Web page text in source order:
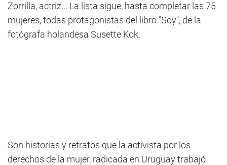
Zorrilla, actriz... La lista sigue, hasta completar las 75
mujeres, todas protagonistas del libro "Soy", de la
fotógrafa holandesa Susette Kok.
Son historias y retratos que la activista por los
derechos de la mujer, radicada en Uruguay trabajó